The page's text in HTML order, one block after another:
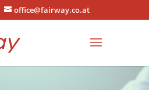
office@fairway.co.at